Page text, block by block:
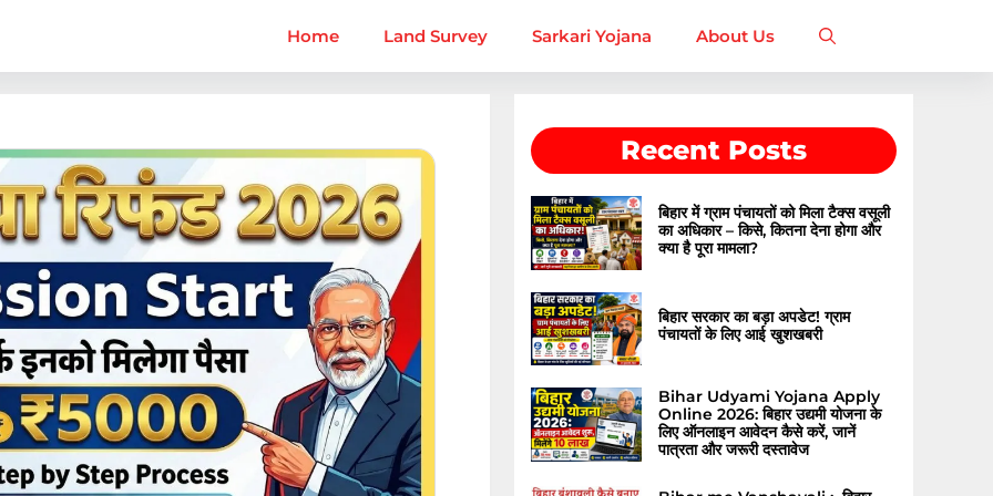
Home Land Survey Sarkari Yojana About Us
Recent Posts
बिहार में ग्राम पंचायतों को मिला टैक्स वसूली
का अधिकार – किसे, कितना देना होगा और
क्या है पूरा मामला?
बिहार सरकार का बड़ा अपडेट! ग्राम
पंचायतों के लिए आई खुशखबरी
Bihar Udyami Yojana Apply
Online 2026: बिहार उद्यमी योजना के
लिए ऑनलाइन आवेदन कैसे करें, जानें
पात्रता और जरूरी दस्तावेज